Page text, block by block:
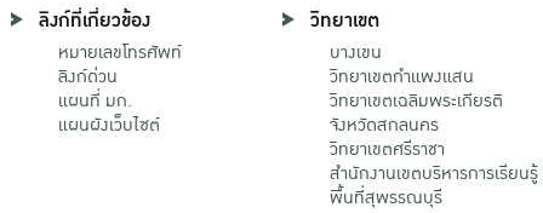
ลิงก์ที่เกี่ยวข้อง
หมายเลขโทรศัพท์
ลิงก์ด่วน
แผนที่ มก.
แผนผังเว็บไซต์
วิทยาเขต
บางเขน
วิทยาเขตกําแพงแสน
วิทยาเขตเฉลิมพระเกียรติ
จังหวัดสกลนคร
วิทยาเขตศรีราชา
สำนักงานเขตบริหารการเรียนรู้
พื้นที่สุพรรณบุรี